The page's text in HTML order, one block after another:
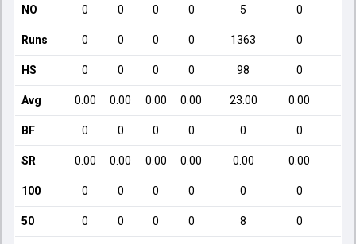
NO 0 0 0 0 5 0
Runs 0 0 0 0 1363 0
HS 0 0 0 0 98 0
Avg 0.00 0.00 0.00 0.00 23.00 0.00
BF 0 0 0 0 0 0
SR 0.00 0.00 0.00 0.00 0.00 0.00
100 0 0 0 0 0 0
50 0 0 0 0 8 0